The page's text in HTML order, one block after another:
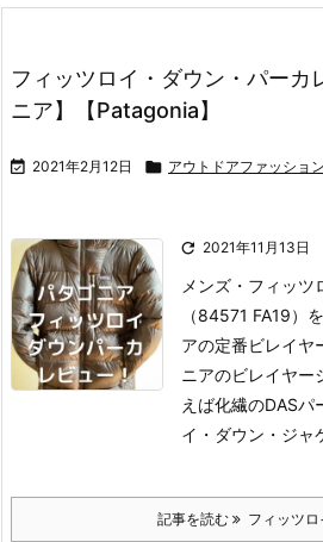
フィッツロイ・ダウン・パーカ
ニア】【Patagonia】
 2021年2月12日  アウトドアファッション
 2021年11月13日
メンズ・フィッツ
（84571 FA19）
アの定番ビレイヤ
ニアのビレイヤー
えば化繊のDASパ
イ・ダウン・ジャ
記事を読む フィッツロ